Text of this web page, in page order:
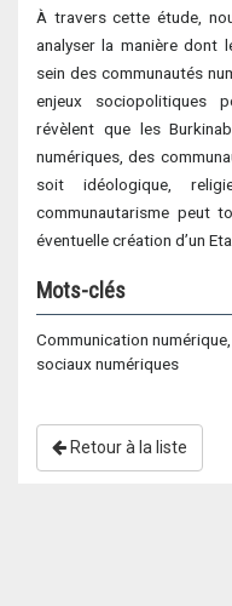
À travers cette étude,
analyser la manière dont
sein des communautés
enjeux sociopolitiques
révèlent que les
numériques, des
soit idéologique,
communautarisme peut
éventuelle création d’un
Mots-clés
Communication
sociaux numériques
Retour à la liste